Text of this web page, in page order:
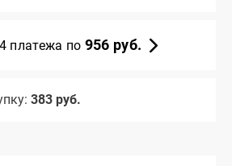
4 платежа по 956 руб.
383 руб.